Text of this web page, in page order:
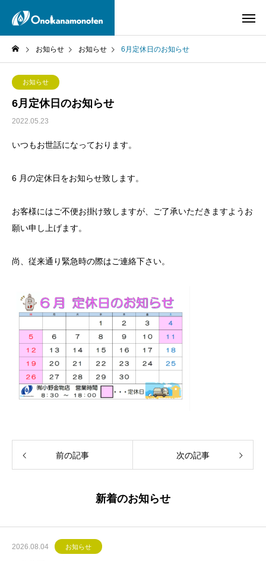
お知らせ お知らせ 6月定休日のお知らせ
お知らせ
6月定休日のお知らせ
2022.05.23
いつもお世話になっております。
6 月の定休日をお知らせ致します。
お客様にはご不便お掛け致しますが、ご了承いただきますようお
願い申し上げます。
尚、従来通り緊急時の際はご連絡下さい。
前の記事 次の記事
新着のお知らせ
2026.08.04 お知らせ